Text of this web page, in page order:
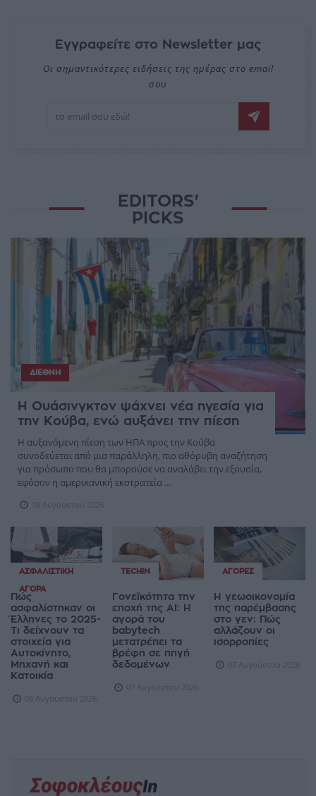
Εγγραφείτε στο Newsletter μας
Οι σημαντικότερες ειδήσεις της ημέρας στο email
σου
EDITORS'
PICKS
ΔΙΕΘΝΉ
Η Ουάσινγκτον ψάχνει νέα ηγεσία για
την Κούβα, ενώ αυξάνει την πίεση
Η αυξανόμενη πίεση των ΗΠΑ προς την Κούβα
συνοδεύεται από μια παράλληλη, πιο αθόρυβη αναζήτηση
για πρόσωπο που θα μπορούσε να αναλάβει την εξουσία,
εφόσον η αμερικανική εκστρατεία ...
08 Αυγούστου 2026
ΑΣΦΑΛΙΣΤΙΚΉ
ΑΓΟΡΆ
Πώς
ασφαλίστηκαν οι
Έλληνες το 2025-
Τι δείχνουν τα
στοιχεία για
Αυτοκίνητο,
Μηχανή και
Κατοικία
08 Αυγούστου 2026
TECHIN
Γονεϊκότητα την
εποχή της AI: Η
αγορά του
babytech
μετατρέπει τα
βρέφη σε πηγή
δεδομένων
07 Αυγούστου 2026
ΑΓΟΡΈΣ
Η γεωοικονομία
της παρέμβασης
στο γεν: Πώς
αλλάζουν οι
ισορροπίες
07 Αυγούστου 2026